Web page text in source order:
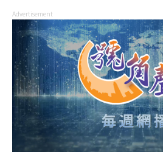
Advertisement